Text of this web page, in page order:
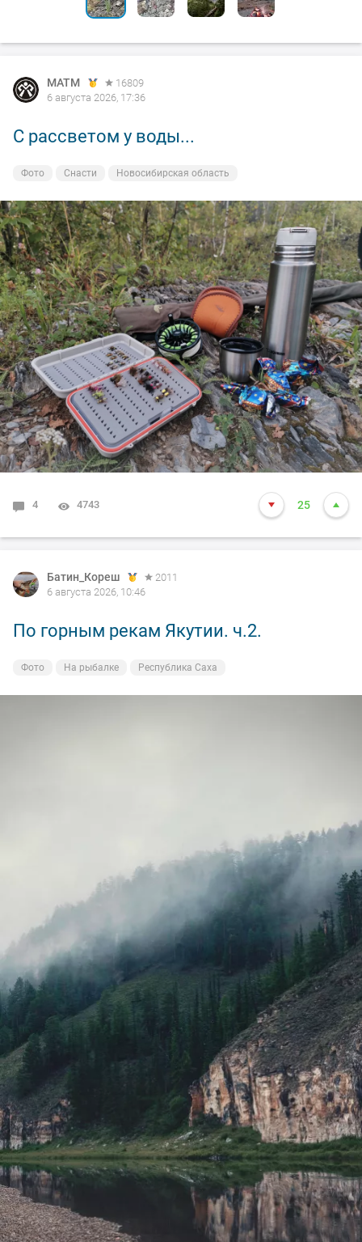
MATM
16809
6 августа 2026, 17:36
С рассветом у воды...
Фото Снасти Новосибирская область
4 4743 25
Батин_Кореш
2011
6 августа 2026, 10:46
По горным рекам Якутии. ч.2.
Фото На рыбалке Республика Саха